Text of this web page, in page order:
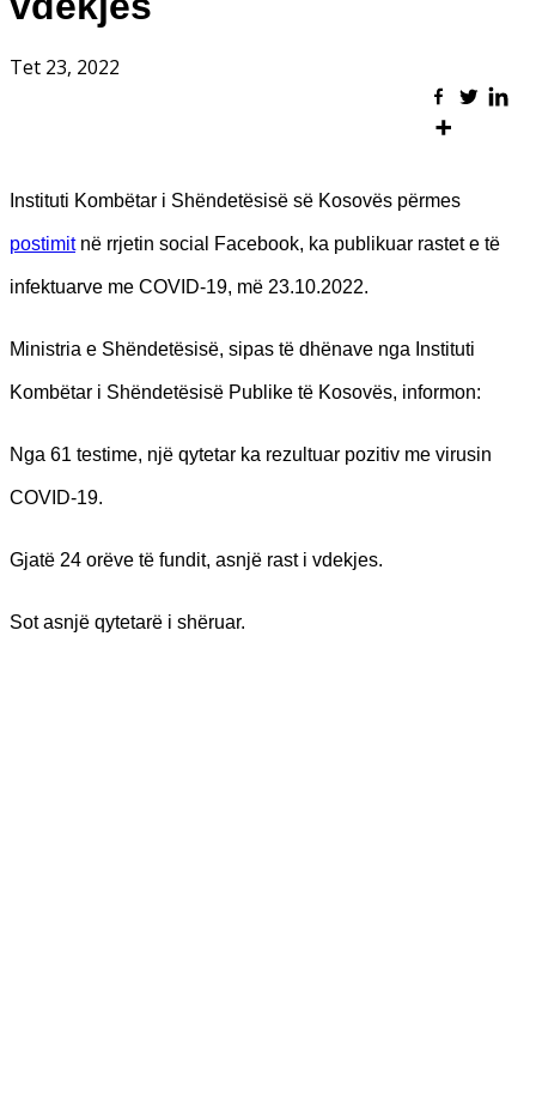
Tet 23, 2022
Instituti Kombëtar i Shëndetësisë së Kosovës përmes
postimitnë rrjetin social Facebook, ka publikuar rastet e të
infektuarve me COVID-19, më 23.10.2022.
Ministria e Shëndetësisë, sipas të dhënave nga Instituti
Kombëtar i Shëndetësisë Publike të Kosovës, informon:
Nga 61 testime, një qytetar ka rezultuar pozitiv me virusin
COVID-19.
Gjatë 24 orëve të fundit, asnjë rast i vdekjes.
Sot asnjë qytetarë i shëruar.